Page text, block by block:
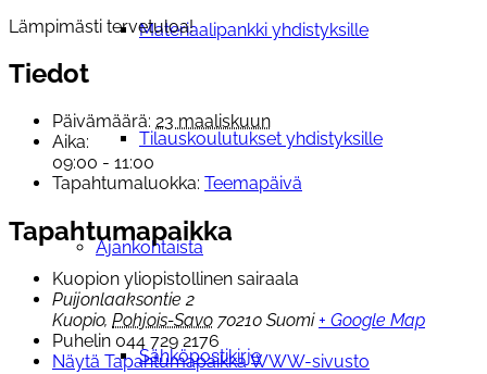
Materiaalipankki yhdistyksille
Tilauskoulutukset yhdistyksille
Ajankohtaista
Sähköpostikirje
Lämpimästi tervetuloa!
Tiedot
Päivämäärä: 23 maaliskuun
Aika:
09:00 - 11:00
Tapahtumaluokka: Teemapäivä
Tapahtumapaikka
Kuopion yliopistollinen sairaala
Puijonlaaksontie 2
Kuopio, Pohjois-Savo 70210 Suomi + Google Map
Puhelin 044 729 2176
Näytä Tapahtumapaikka WWW-sivusto